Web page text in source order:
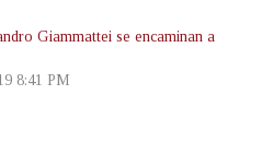
Giammattei se encaminan a
8:41 PM